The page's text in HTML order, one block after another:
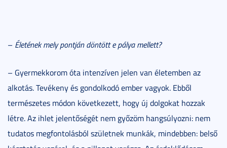
– Életének mely pontján döntött e pálya mellett?
– Gyermekkorom óta intenzíven jelen van életemben az
alkotás. Tevékeny és gondolkodó ember vagyok. Ebből
természetes módon következett, hogy új dolgokat hozzak
létre. Az ihlet jelentőségét nem győzöm hangsúlyozni: nem
tudatos megfontolásból születnek munkák, mindebben: belső